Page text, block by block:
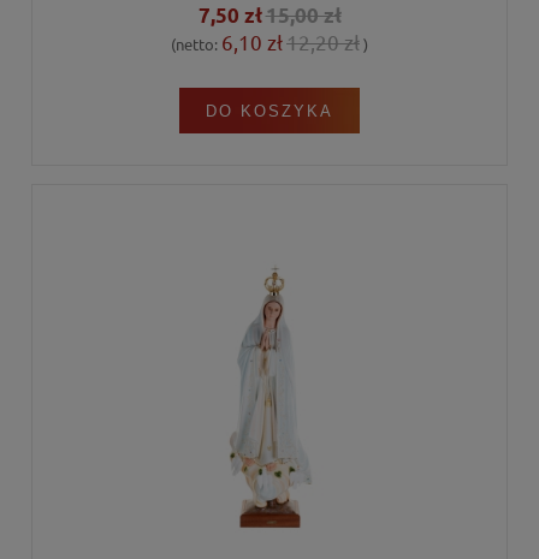
7,50 zł15,00 zł
(netto: 6,10 zł12,20 zł)
DO KOSZYKA